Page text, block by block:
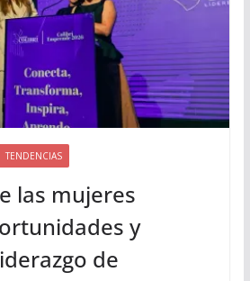
TENDENCIAS
las mujeres
y
de